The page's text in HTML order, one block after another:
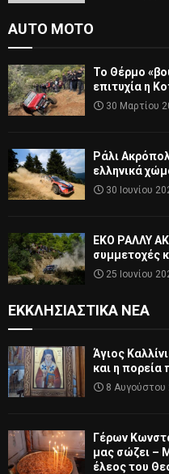
AUTO MOTO
Το Θέρμο
επιτυχία η
30 Μαρτίου
Ράλι
ελληνικά
30 Ιουνίου
ΕΚΟ ΡΑΛΛΥ
συμμετοχές
25 Ιουνίου
ΕΚΚΛΗΣΙΑΣΤΙΚΆ ΝΈΑ
Άγιος
και η πορεία
8 Αυγούστου
Γέρων
μας σώζει –
έλεος του